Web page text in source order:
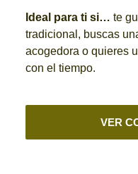
Ideal para ti si… te
tradicional, buscas
acogedora o quieres
con el tiempo.
VER